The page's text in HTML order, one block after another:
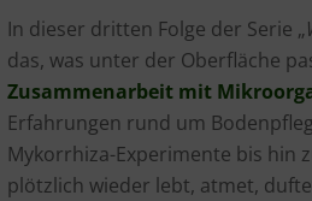
In dieser dritten Folge der Serie „
das, was unter der Oberfläche
Zusammenarbeit mit
Erfahrungen rund um
Mykorrhiza-Experimente bis hin
plötzlich wieder lebt, atmet,